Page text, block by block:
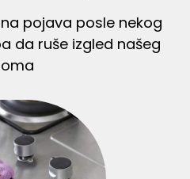
pojava posle nekog
da ruše izgled našeg